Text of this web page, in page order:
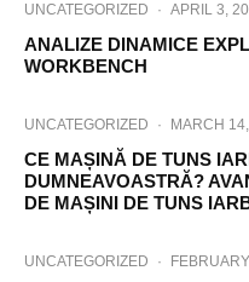
UNCATEGORIZED · APRIL 3,
ANALIZE DINAMICE
WORKBENCH
UNCATEGORIZED · MARCH
CE MAȘINĂ DE TUNS
DUMNEAVOASTRĂ?
DE MAȘINI DE TUNS
UNCATEGORIZED ·